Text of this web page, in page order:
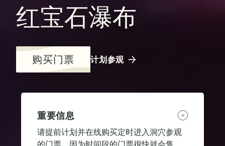
红宝石瀑布
购买门票 计划参观
重要信息
请提前计划并在线购买定时进入洞穴参观
的门票，因为时间段的门票很快就会售